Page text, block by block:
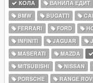
КОЛА ВАНИЛА ЕДИТ
BMW
BUGATTI
FERRARI
FORD
INFINITI
JAGUAR
MASERATI
MAZDA
MITSUBISHI
NISSAN
PORSCHE
RANGE